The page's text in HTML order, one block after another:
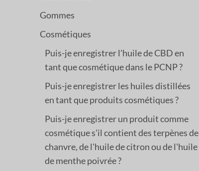
Gommes
Cosmétiques
Puis-je enregistrer l'huile de CBD en
tant que cosmétique dans le PCNP ?
Puis-je enregistrer les huiles distillées
en tant que produits cosmétiques ?
Puis-je enregistrer un produit comme
cosmétique s'il contient des terpènes de
chanvre, de l'huile de citron ou de l'huile
de menthe poivrée ?